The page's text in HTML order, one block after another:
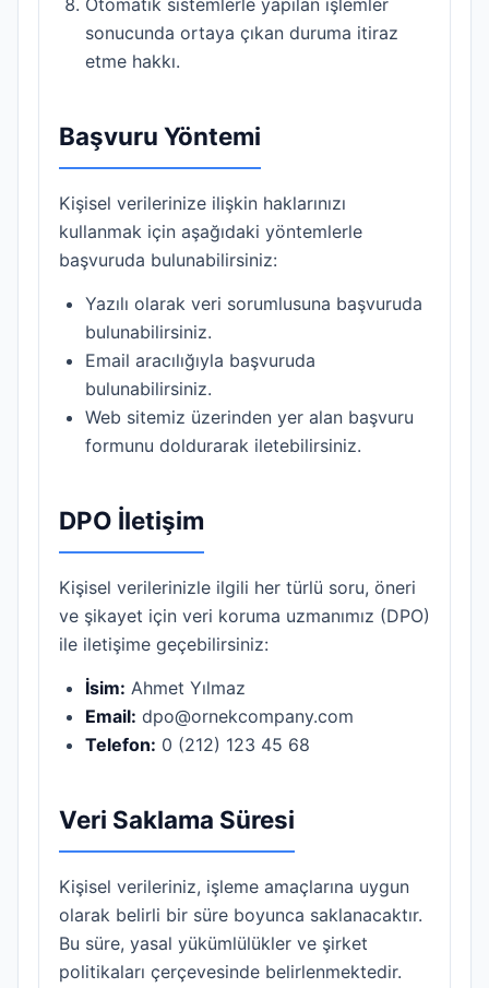
Otomatik sistemlerle yapılan işlemler
sonucunda ortaya çıkan duruma itiraz
etme hakkı.
Başvuru Yöntemi
Kişisel verilerinize ilişkin haklarınızı
kullanmak için aşağıdaki yöntemlerle
başvuruda bulunabilirsiniz:
Yazılı olarak veri sorumlusuna başvuruda
bulunabilirsiniz.
Email aracılığıyla başvuruda
bulunabilirsiniz.
Web sitemiz üzerinden yer alan başvuru
formunu doldurarak iletebilirsiniz.
DPO İletişim
Kişisel verilerinizle ilgili her türlü soru, öneri
ve şikayet için veri koruma uzmanımız (DPO)
ile iletişime geçebilirsiniz:
İsim: Ahmet Yılmaz
Email: dpo@ornekcompany.com
Telefon: 0 (212) 123 45 68
Veri Saklama Süresi
Kişisel verileriniz, işleme amaçlarına uygun
olarak belirli bir süre boyunca saklanacaktır.
Bu süre, yasal yükümlülükler ve şirket
politikaları çerçevesinde belirlenmektedir.